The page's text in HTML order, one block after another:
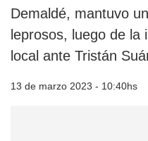
Demaldé, mantuvo
leprosos, luego de la
local ante Tristán
13 de marzo 2023 - 10:40hs